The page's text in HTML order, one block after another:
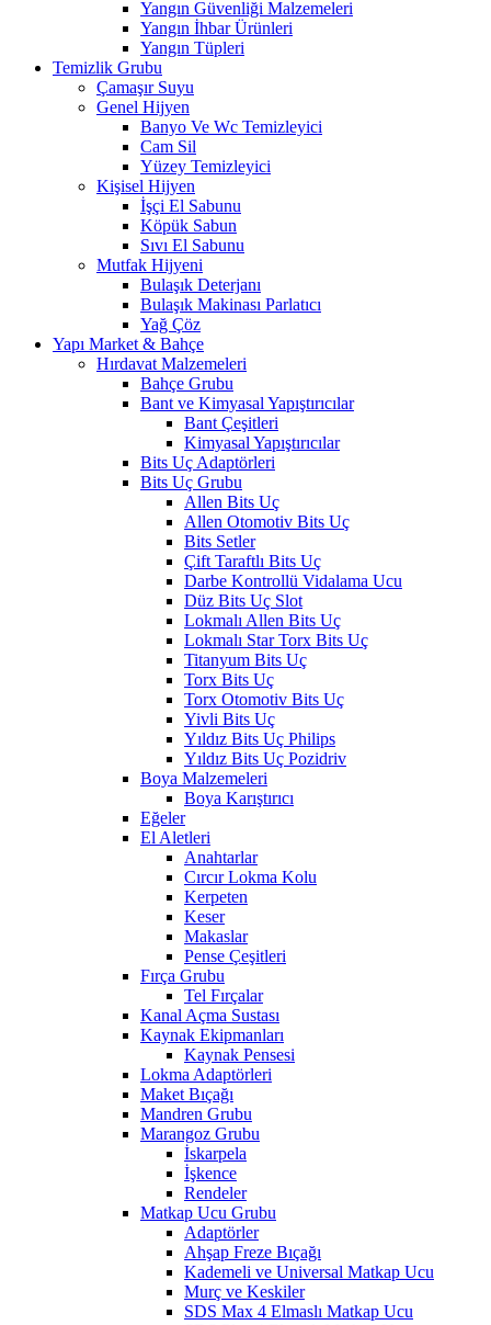
Yangın Güvenliği Malzemeleri
Yangın İhbar Ürünleri
Yangın Tüpleri
Temizlik Grubu
Çamaşır Suyu
Genel Hijyen
Banyo Ve Wc Temizleyici
Cam Sil
Yüzey Temizleyici
Kişisel Hijyen
İşçi El Sabunu
Köpük Sabun
Sıvı El Sabunu
Mutfak Hijyeni
Bulaşık Deterjanı
Bulaşık Makinası Parlatıcı
Yağ Çöz
Yapı Market & Bahçe
Hırdavat Malzemeleri
Bahçe Grubu
Bant ve Kimyasal Yapıştırıcılar
Bant Çeşitleri
Kimyasal Yapıştırıcılar
Bits Uç Adaptörleri
Bits Uç Grubu
Allen Bits Uç
Allen Otomotiv Bits Uç
Bits Setler
Çift Taraftlı Bits Uç
Darbe Kontrollü Vidalama Ucu
Düz Bits Uç Slot
Lokmalı Allen Bits Uç
Lokmalı Star Torx Bits Uç
Titanyum Bits Uç
Torx Bits Uç
Torx Otomotiv Bits Uç
Yivli Bits Uç
Yıldız Bits Uç Philips
Yıldız Bits Uç Pozidriv
Boya Malzemeleri
Boya Karıştırıcı
Eğeler
El Aletleri
Anahtarlar
Cırcır Lokma Kolu
Kerpeten
Keser
Makaslar
Pense Çeşitleri
Fırça Grubu
Tel Fırçalar
Kanal Açma Sustası
Kaynak Ekipmanları
Kaynak Pensesi
Lokma Adaptörleri
Maket Bıçağı
Mandren Grubu
Marangoz Grubu
İskarpela
İşkence
Rendeler
Matkap Ucu Grubu
Adaptörler
Ahşap Freze Bıçağı
Kademeli ve Universal Matkap Ucu
Murç ve Keskiler
SDS Max 4 Elmaslı Matkap Ucu